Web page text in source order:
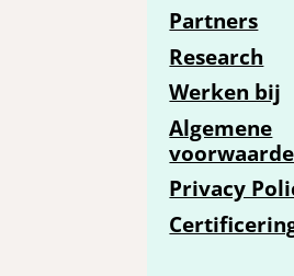
Partners
Research
Werken bij
Algemene
Privacy